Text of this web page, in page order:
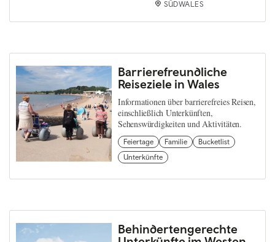
SÜDWALES
Barrierefreundliche
Reiseziele in Wales
Informationen über barrierefreies Reisen,
einschließlich Unterkünften,
Sehenswürdigkeiten und Aktivitäten.
Feiertage Familie
Bucketlist
Unterkünfte
Behindertengerechte